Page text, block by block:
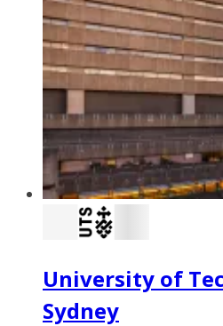
University of
Sydney